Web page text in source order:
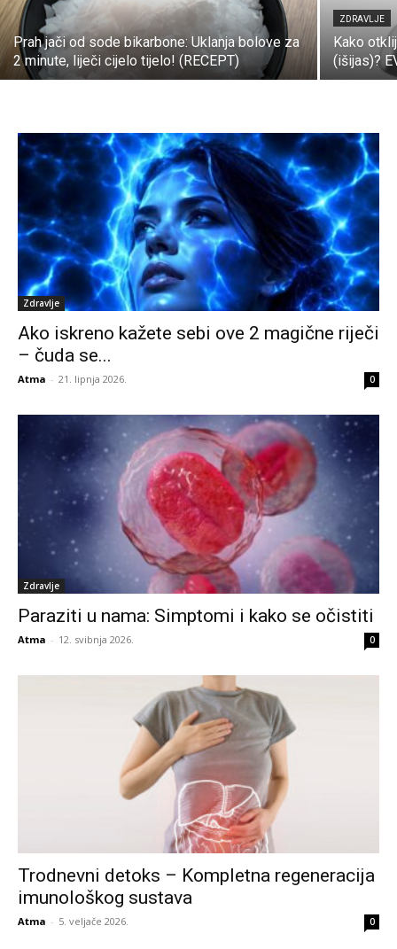
Prah jači od sode bikarbone: Uklanja bolove za
2 minute, liječi cijelo tijelo! (RECEPT)
ZDRAVLJE
Kako
(išijas)?
Zdravlje
Ako iskreno kažete sebi ove 2 magične riječi
– čuda se...
Atma - 21. lipnja 2026. 0
Zdravlje
Paraziti u nama: Simptomi i kako se očistiti
Atma - 12. svibnja 2026. 0
Trodnevni detoks – Kompletna regeneracija
imunološkog sustava
Atma - 5. veljače 2026. 0